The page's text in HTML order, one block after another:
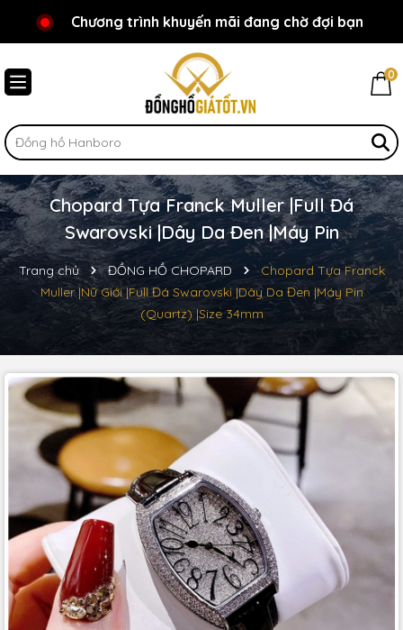
Chào mừng bạn đến với Đồnghồgiátốt.vn!
Chương trình khuyến mãi đang chờ đợi bạn
0
Chopard Tựa Franck Muller |Full Đá
Swarovski |Dây Da Đen |Máy Pin
Trang chủ ĐỒNG HỒ CHOPARD
Chopard Tựa Franck
Muller |Nữ Giới |Full Đá Swarovski |Dây Da Đen |Máy Pin
(Quartz) |Size 34mm